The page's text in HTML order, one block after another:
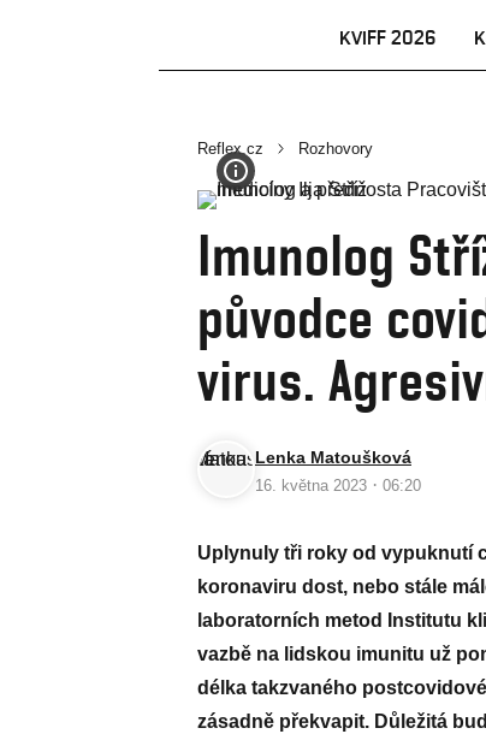
KVIFF 2026
Reflex.cz Rozhovory
Imunolog
původce
virus.
Lenka Matoušková
16. května 2023 · 06:20
Uplynuly tři roky od vypuknutí
koronaviru dost, nebo stále
laboratorních metod Institutu
vazbě na lidskou imunitu už
délka takzvaného
zásadně překvapit. Důležitá